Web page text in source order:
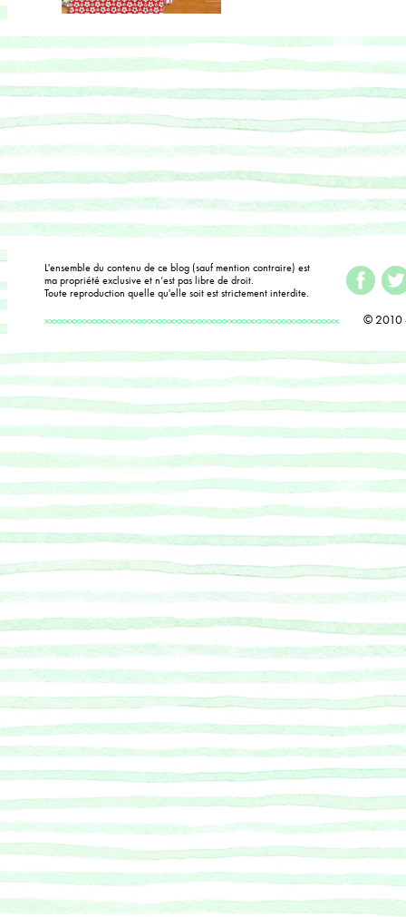
L'ensemble du contenu de ce blog (sauf mention contraire) est
ma propriété exclusive et n’est pas libre de droit.
Toute reproduction quelle qu'elle soit est strictement interdite.
© 2010